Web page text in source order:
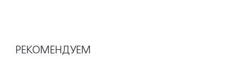
РЕКОМЕНДУЕМ